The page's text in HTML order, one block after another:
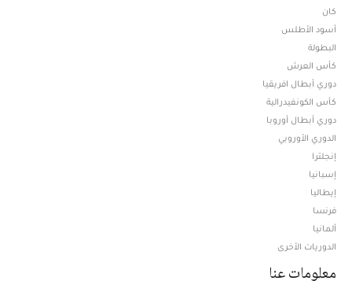
كان
أسود الأطلس
البطولة
كأس العرش
دوري أبطال افريقيا
كأس الكونفيدرالية
دوري أبطال أوروبا
الدوري الأوروبي
إنجلترا
إسبانيا
إيطاليا
فرنسا
ألمانيا
الدوريات الأخرى
معلومات عنا